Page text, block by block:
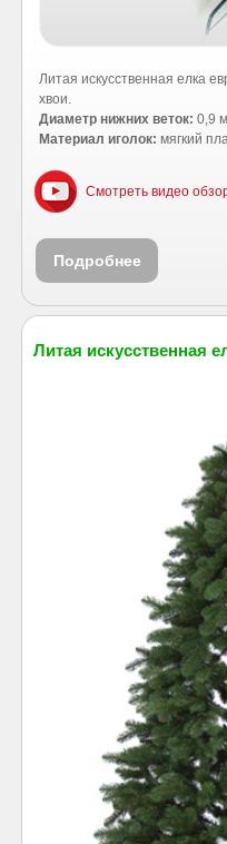
Литая искусственная елка
хвои.
Диаметр нижних веток: 0,9
Материал иголок: мягкий
Смотреть видео
Подробнее
Литая искусственная